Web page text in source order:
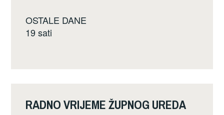
OSTALE DANE
19 sati
RADNO VRIJEME ŽUPNOG UREDA